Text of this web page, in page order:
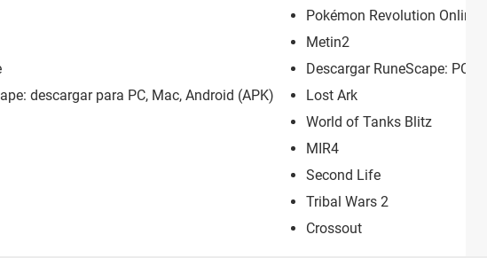
Pokémon Revolution Online:
Metin2
Descargar RuneScape: PC,
descargar para PC, Mac, Android (APK)
Lost Ark
World of Tanks Blitz
MIR4
Second Life
Tribal Wars 2
Crossout